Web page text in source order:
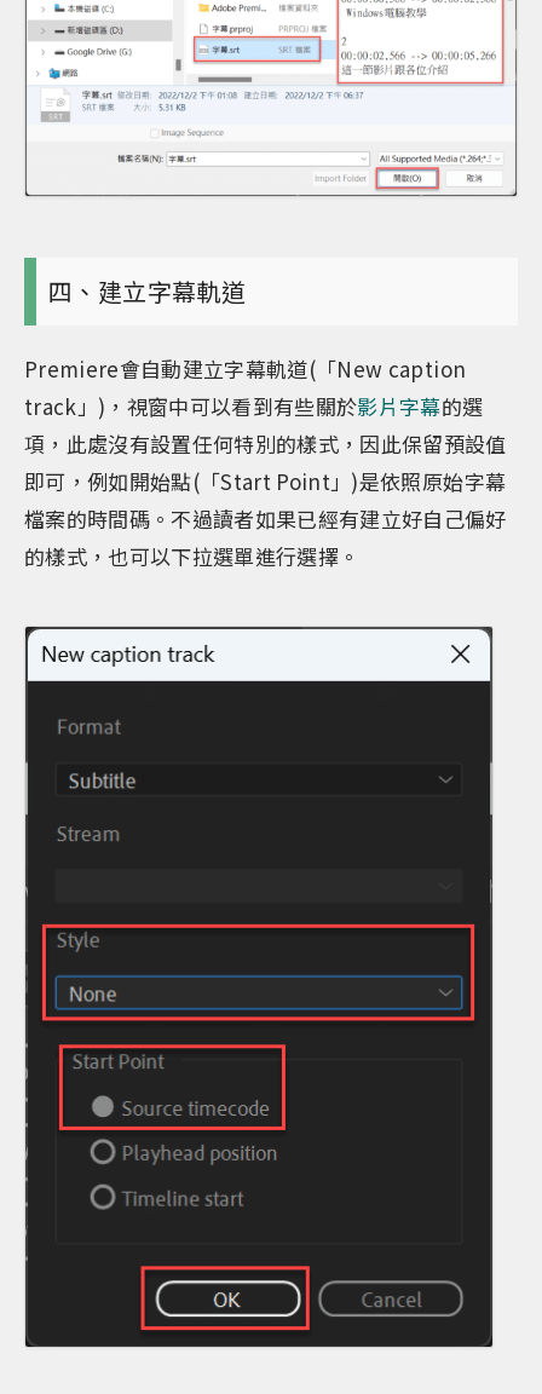
四、建立字幕軌道
Premiere會自動建立字幕軌道(「New caption
track」)，視窗中可以看到有些關於影片字幕的選
項，此處沒有設置任何特別的樣式，因此保留預設值
即可，例如開始點(「Start Point」)是依照原始字幕
檔案的時間碼。不過讀者如果已經有建立好自己偏好
的樣式，也可以下拉選單進行選擇。